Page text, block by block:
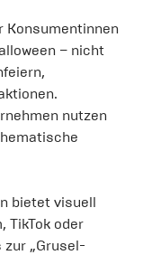
Konsumentinnen
– nicht
nutzen
bietet visuell
TikTok oder
„Grusel-